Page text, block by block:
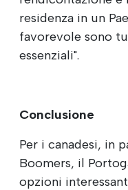
residenza in un
favorevole sono
essenziali".
Conclusione
Per i canadesi, in
Boomers, il
opzioni